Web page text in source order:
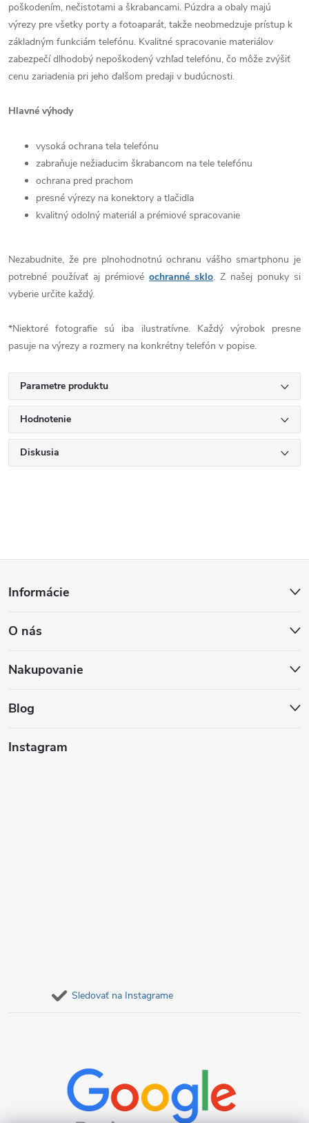
poškodením, nečistotami a škrabancami. Púzdra a obaly majú
výrezy pre všetky porty a fotoaparát, takže neobmedzuje prístup k
základným funkciám telefónu. Kvalitné spracovanie materiálov
zabezpečí dlhodobý nepoškodený vzhľad telefónu, čo môže zvýšiť
cenu zariadenia pri jeho ďalšom predaji v budúcnosti.
Hlavné výhody
vysoká ochrana tela telefónu
zabraňuje nežiaducim škrabancom na tele telefónu
ochrana pred prachom
presné výrezy na konektory a tlačidla
kvalitný odolný materiál a prémiové spracovanie
Nezabudnite, že pre plnohodnotnú ochranu vášho smartphonu je
potrebné používať aj prémiové ochranné sklo. Z našej ponuky si
vyberie určite každý.
*Niektoré fotografie sú iba ilustratívne. Každý výrobok presne
pasuje na výrezy a rozmery na konkrétny telefón v popise.
Parametre produktu
Hodnotenie
Diskusia
p
ä
Informácie
O nás
Nakupovanie
Blog
Instagram
Sledovať na Instagrame